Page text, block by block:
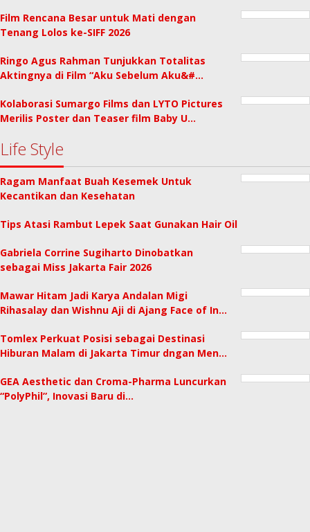
Film Rencana Besar untuk Mati dengan
Tenang Lolos ke-SIFF 2026
Ringo Agus Rahman Tunjukkan Totalitas
Aktingnya di Film “Aku Sebelum Aku&#…
Kolaborasi Sumargo Films dan LYTO Pictures
Merilis Poster dan Teaser film Baby U…
Life Style
Ragam Manfaat Buah Kesemek Untuk
Kecantikan dan Kesehatan
Tips Atasi Rambut Lepek Saat Gunakan Hair Oil
Gabriela Corrine Sugiharto Dinobatkan
sebagai Miss Jakarta Fair 2026
Mawar Hitam Jadi Karya Andalan Migi
Rihasalay dan Wishnu Aji di Ajang Face of In…
Tomlex Perkuat Posisi sebagai Destinasi
Hiburan Malam di Jakarta Timur dngan Men…
GEA Aesthetic dan Croma-Pharma Luncurkan
“PolyPhil”, Inovasi Baru di…